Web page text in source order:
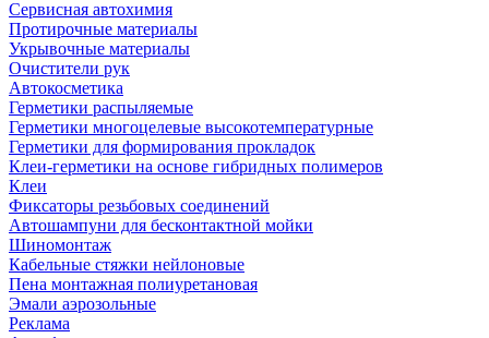
Сервисная автохимия
Протирочные материалы
Укрывочные материалы
Очистители рук
Автокосметика
Герметики распыляемые
Герметики многоцелевые высокотемпературные
Герметики для формирования прокладок
Клеи-герметики на основе гибридных полимеров
Клеи
Фиксаторы резьбовых соединений
Автошампуни для бесконтактной мойки
Шиномонтаж
Кабельные стяжки нейлоновые
Пена монтажная полиуретановая
Эмали аэрозольные
Реклама